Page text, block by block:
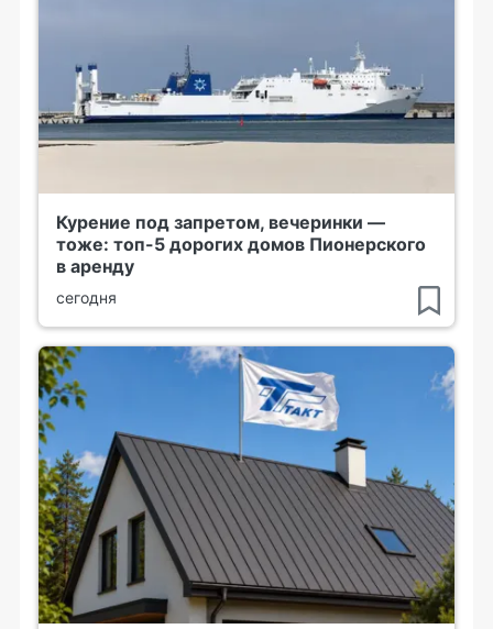
Курение под запретом, вечеринки —
тоже: топ-5 дорогих домов Пионерского
в аренду
сегодня